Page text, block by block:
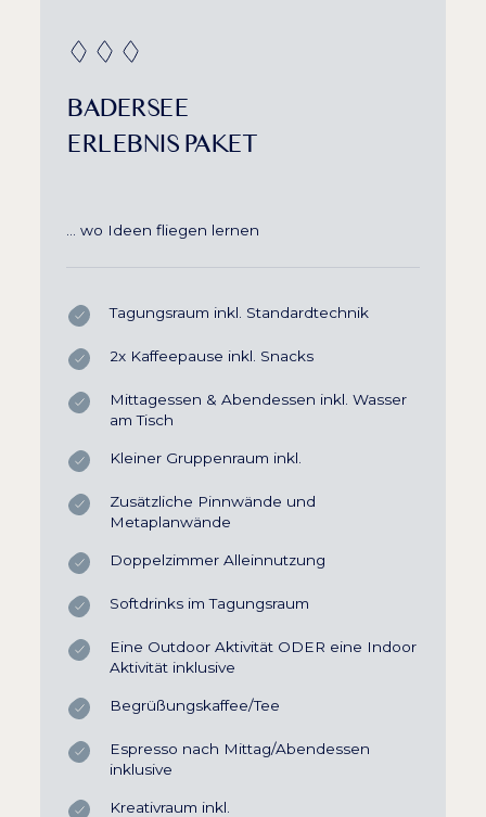
BADERSEE
ERLEBNIS PAKET
… wo Ideen fliegen lernen
Tagungsraum inkl. Standardtechnik
2x Kaffeepause inkl. Snacks
Mittagessen & Abendessen inkl. Wasser
am Tisch
Kleiner Gruppenraum inkl.
Zusätzliche Pinnwände und
Metaplanwände
Doppelzimmer Alleinnutzung
Softdrinks im Tagungsraum
Eine Outdoor Aktivität ODER eine Indoor
Aktivität inklusive
Begrüßungskaffee/Tee
Espresso nach Mittag/Abendessen
inklusive
Kreativraum inkl.